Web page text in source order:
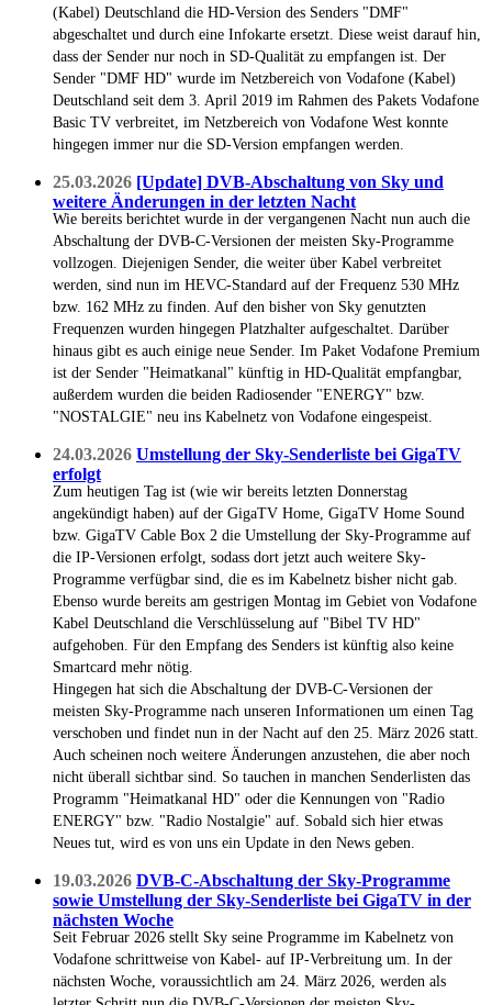
(Kabel) Deutschland die HD-Version des Senders "DMF"
abgeschaltet und durch eine Infokarte ersetzt. Diese weist darauf hin,
dass der Sender nur noch in SD-Qualität zu empfangen ist. Der
Sender "DMF HD" wurde im Netzbereich von Vodafone (Kabel)
Deutschland seit dem 3. April 2019 im Rahmen des Pakets Vodafone
Basic TV verbreitet, im Netzbereich von Vodafone West konnte
hingegen immer nur die SD-Version empfangen werden.
25.03.2026 [Update] DVB-Abschaltung von Sky und
weitere Änderungen in der letzten Nacht
Wie bereits berichtet wurde in der vergangenen Nacht nun auch die
Abschaltung der DVB-C-Versionen der meisten Sky-Programme
vollzogen. Diejenigen Sender, die weiter über Kabel verbreitet
werden, sind nun im HEVC-Standard auf der Frequenz 530 MHz
bzw. 162 MHz zu finden. Auf den bisher von Sky genutzten
Frequenzen wurden hingegen Platzhalter aufgeschaltet. Darüber
hinaus gibt es auch einige neue Sender. Im Paket Vodafone Premium
ist der Sender "Heimatkanal" künftig in HD-Qualität empfangbar,
außerdem wurden die beiden Radiosender "ENERGY" bzw.
"NOSTALGIE" neu ins Kabelnetz von Vodafone eingespeist.
24.03.2026 Umstellung der Sky-Senderliste bei GigaTV
erfolgt
Zum heutigen Tag ist (wie wir bereits letzten Donnerstag
angekündigt haben) auf der GigaTV Home, GigaTV Home Sound
bzw. GigaTV Cable Box 2 die Umstellung der Sky-Programme auf
die IP-Versionen erfolgt, sodass dort jetzt auch weitere Sky-
Programme verfügbar sind, die es im Kabelnetz bisher nicht gab.
Ebenso wurde bereits am gestrigen Montag im Gebiet von Vodafone
Kabel Deutschland die Verschlüsselung auf "Bibel TV HD"
aufgehoben. Für den Empfang des Senders ist künftig also keine
Smartcard mehr nötig.
Hingegen hat sich die Abschaltung der DVB-C-Versionen der
meisten Sky-Programme nach unseren Informationen um einen Tag
verschoben und findet nun in der Nacht auf den 25. März 2026 statt.
Auch scheinen noch weitere Änderungen anzustehen, die aber noch
nicht überall sichtbar sind. So tauchen in manchen Senderlisten das
Programm "Heimatkanal HD" oder die Kennungen von "Radio
ENERGY" bzw. "Radio Nostalgie" auf. Sobald sich hier etwas
Neues tut, wird es von uns ein Update in den News geben.
19.03.2026 DVB-C-Abschaltung der Sky-Programme
sowie Umstellung der Sky-Senderliste bei GigaTV in der
nächsten Woche
Seit Februar 2026 stellt Sky seine Programme im Kabelnetz von
Vodafone schrittweise von Kabel- auf IP-Verbreitung um. In der
nächsten Woche, voraussichtlich am 24. März 2026, werden als